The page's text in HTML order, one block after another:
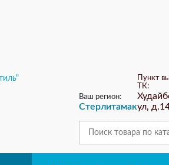
Ваш регион:
Стерлитамак
Пункт
ТК:
ул,
ЗАКАЗ